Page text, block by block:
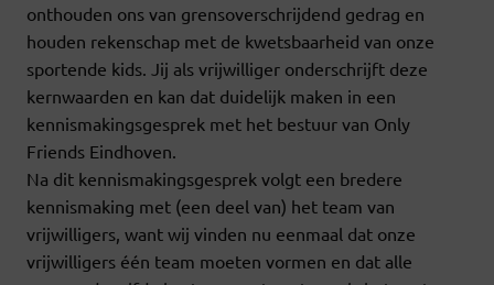
onthouden ons van grensoverschrijdend gedrag en
houden rekenschap met de kwetsbaarheid van onze
sportende kids. Jij als vrijwilliger onderschrijft deze
kernwaarden en kan dat duidelijk maken in een
kennismakingsgesprek met het bestuur van Only
Friends Eindhoven.
Na dit kennismakingsgesprek volgt een bredere
kennismaking met (een deel van) het team van
vrijwilligers, want wij vinden nu eenmaal dat onze
vrijwilligers één team moeten vormen en dat alle